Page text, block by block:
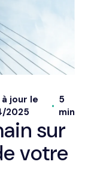
à jour le
2025
5
min
sur
votre